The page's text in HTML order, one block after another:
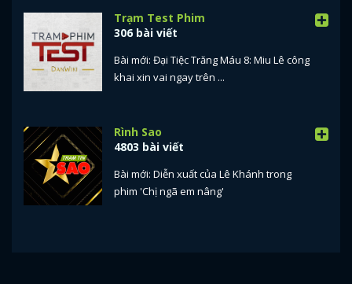
ĐĂNG NHẬP
FACEBOOK
Trạm Test Phim
306 bài viết
Bài mới: Đại Tiệc Trăng Máu 8: Miu Lê công
khai xin vai ngay trên ...
Rình Sao
4803 bài viết
Bài mới: Diễn xuất của Lê Khánh trong
phim 'Chị ngã em nâng'